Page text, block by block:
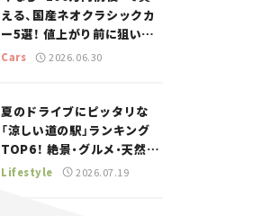
える、国産ネオクラシックカ
ー5選！ 値上がり前に狙いた
い、中古車探しをお手伝い――ち
Cars 2026.06.30
夏のドライブにピッタリな
「涼しい道の駅」ランキング
TOP6！ 絶景・グルメ・天然ク
ーラーなど、避暑におすすめ
Lifestyle 2026.07.19